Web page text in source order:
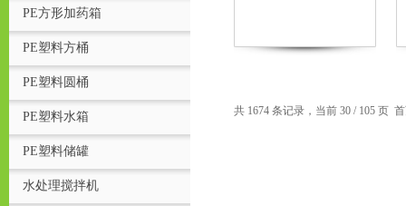
PE方形加药箱
PE塑料方桶
PE塑料圆桶
PE塑料水箱
PE塑料储罐
水处理搅拌机
共 1674 条记录，当前 30 / 105 页